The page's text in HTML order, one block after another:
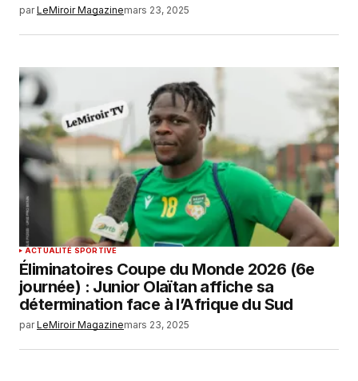
par LeMiroir Magazinemars 23, 2025
ACTUALITÉ SPORTIVE
Éliminatoires Coupe du Monde 2026 (6e
journée) : Junior Olaïtan affiche sa
détermination face à l’Afrique du Sud
par LeMiroir Magazinemars 23, 2025